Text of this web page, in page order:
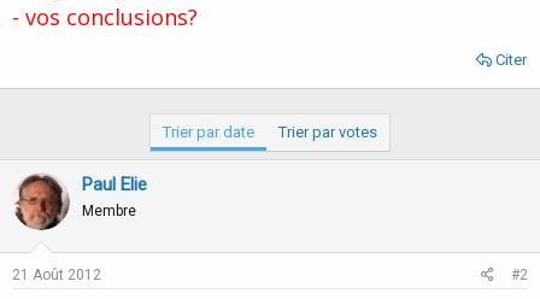
- vos conclusions?
Citer
Trier par date Trier par votes
Paul Elie
Membre
21 Août 2012 #2